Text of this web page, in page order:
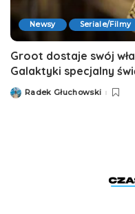
Newsy Seriale/Filmy
Groot dostaje swój
Galaktyki specjalny
PostedRadek Głuchowski